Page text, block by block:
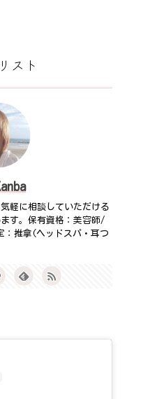
スト
軽に相談していただける
す。保有資格：美容師/
：推拿(ヘッドスパ・耳つ